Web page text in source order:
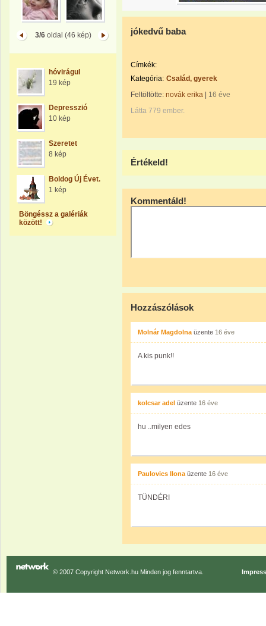
3/6oldal (46 kép)
hóvirágul
19 kép
Depresszió
10 kép
Szeretet
8 kép
Boldog Új Évet.
1 kép
Böngéssz a galériák
között!
jókedvű baba
Címkék:
Kategória: Család, gyerek
Feltöltötte: novák erika
16 éve
Látta 779 ember.
Értékeld!
Kommentáld!
Hozzászólások
Molnár Magdolna üzente 16 éve
A kis punk!!
kolcsar adel üzente 16 éve
hu ..milyen edes
Paulovics Ilona üzente 16 éve
TÜNDÉRI
© 2007 Copyright Network.hu Minden jog fenntartva.